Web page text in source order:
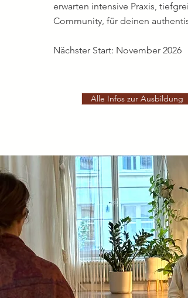
erwarten intensive Praxis,
Community, für deinen
Nächster Start: November 2026
Alle Infos zur Ausbildung